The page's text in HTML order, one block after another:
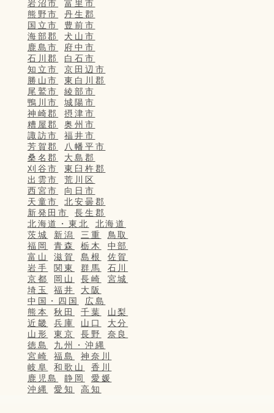
岩沼市
富里市
熊野市
丹生郡
国立市
豊前市
海部郡
犬山市
鹿島市
府中市
石川郡
白石市
知立市
京田辺市
勝山市
東白川郡
尾鷲市
綾部市
鴨川市
城陽市
神崎郡
摂津市
糟屋郡
奥州市
諏訪市
福井市
芳賀郡
八幡平市
桑名郡
大島郡
刈谷市
東臼杵郡
出雲市
荒川区
西宮市
向日市
天童市
北安曇郡
新発田市
長生郡
北海道・東北
北海道
茨城
新潟 三重
鳥取
福岡
青森 栃木
中部
富山
滋賀 島根
佐賀
岩手
関東 群馬
石川
京都
岡山 長崎
宮城
埼玉
福井
大阪
中国・四国
広島
熊本
秋田 千葉
山梨
近畿
兵庫 山口
大分
山形
東京 長野
奈良
徳島
九州・沖縄
宮崎
福島
神奈川
岐阜
和歌山
香川
鹿児島
静岡
愛媛
沖縄
愛知 高知